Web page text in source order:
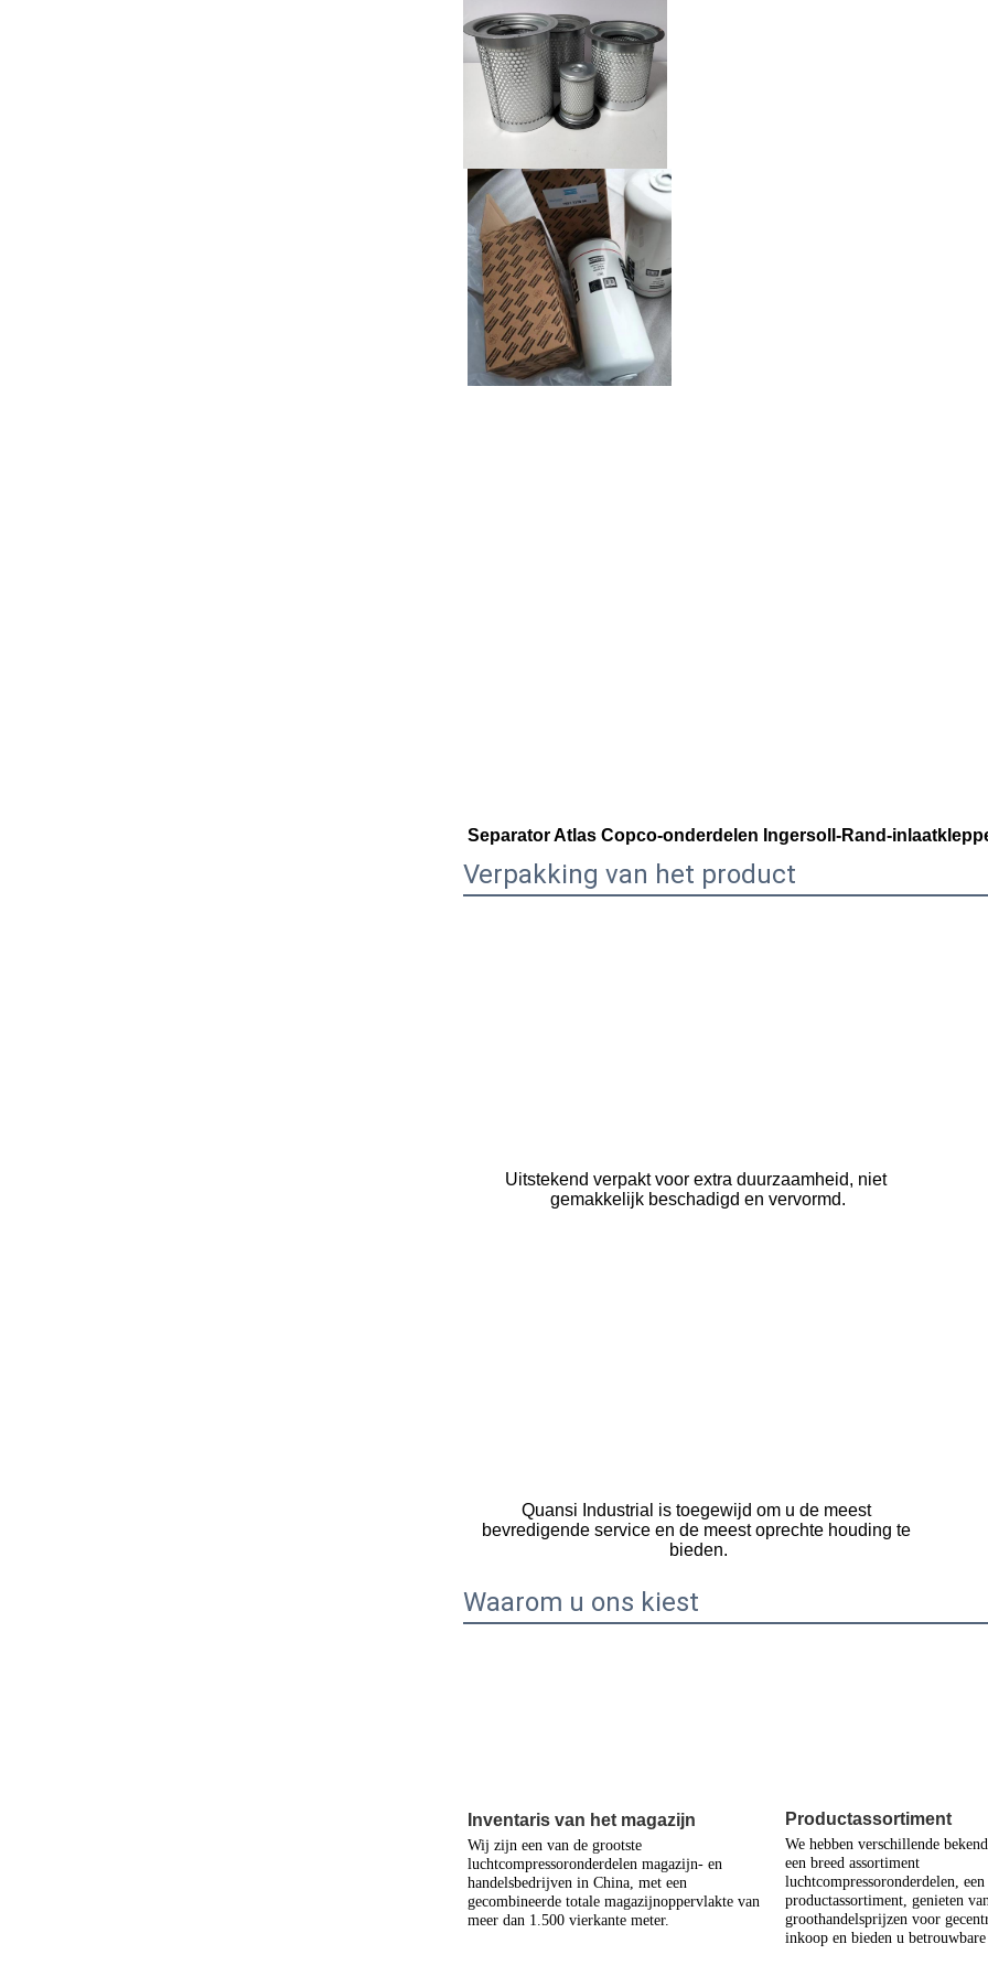
Separator Atlas Copco-onderdelen Ingersoll-Rand-
Verpakking van het product
Uitstekend verpakt voor extra duurzaamheid, niet
gemakkelijk beschadigd en vervormd.
Quansi Industrial is toegewijd om u de meest
bevredigende service en de meest oprechte houding te
bieden.
Waarom u ons kiest
Inventaris van het magazijn
Wij zijn een van de grootste
luchtcompressoronderdelen magazijn- en
handelsbedrijven in China, met een
gecombineerde totale magazijnoppervlakte van
meer dan 1.500 vierkante meter.
Productassortiment
We hebben verschillende
een breed assortiment
luchtcompressoronderdelen,
productassortiment, genieten
groothandelsprijzen voor
inkoop en bieden u